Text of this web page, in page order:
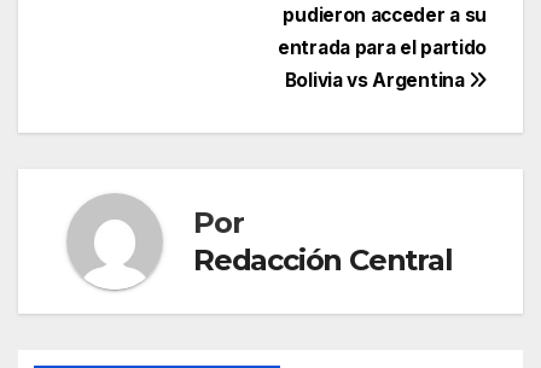
pudieron acceder a su
entrada para el partido
Bolivia vs Argentina
Por
Redacción Central